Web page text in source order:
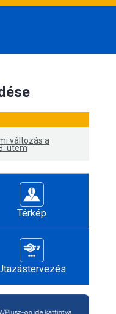
változás a
ütem
Térkép